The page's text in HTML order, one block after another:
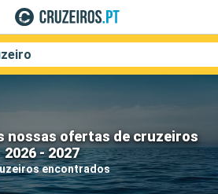
nossas ofertas de cruzeiros
2026 - 2027
encontrados